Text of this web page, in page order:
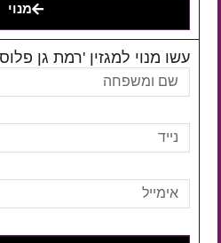
מנוי
עשו מנוי למגזין 'רמת גן